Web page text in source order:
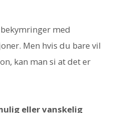
med
Men hvis du bare vil
kan man si at det er
eller vanskelig